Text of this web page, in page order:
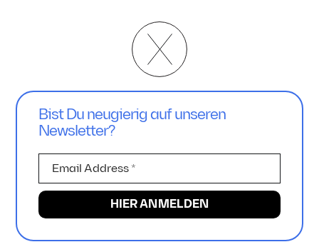
Bist Du neugierig auf unseren
Newsletter?